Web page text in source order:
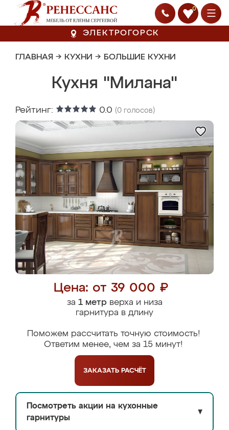
0
ЭЛЕКТРОГОРСК
ГЛАВНАЯ → КУХНИ → БОЛЬШИЕ КУХНИ
Кухня "Милана"
Рейтинг: 0.0 (0 голосов)
Цена: от 39 000 ₽
за 1 метрверха и низа
гарнитура в длину
Поможем рассчитать точную стоимость!
Ответим менее, чем за 15 минут!
ЗАКАЗАТЬ РАСЧЁТ
Посмотреть акции на кухонные
гарнитуры
▼